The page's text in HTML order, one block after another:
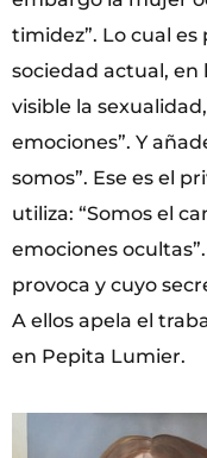
timidez”. Lo cual
sociedad actual, en
visible la
emociones”. Y
somos”. Ese es el
utiliza: “Somos el
emociones
provoca y cuyo
A ellos apela el
en Pepita Lumier.